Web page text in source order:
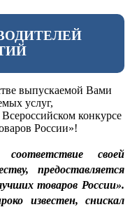
выпускаемой Вами
услуг,
конкурсе
России»!
своей
предоставляется
товаров России».
известен, снискал